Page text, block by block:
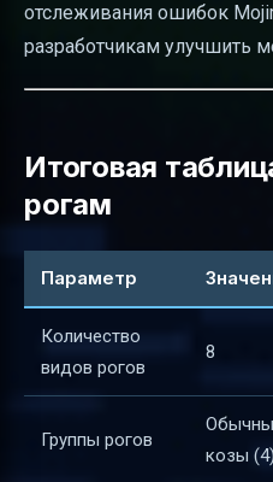
отслеживания ошибок
разработчикам улучшить
Итоговая
рогам
Параметр
Количество
видов рогов
8
Группы рогов
козы (4)